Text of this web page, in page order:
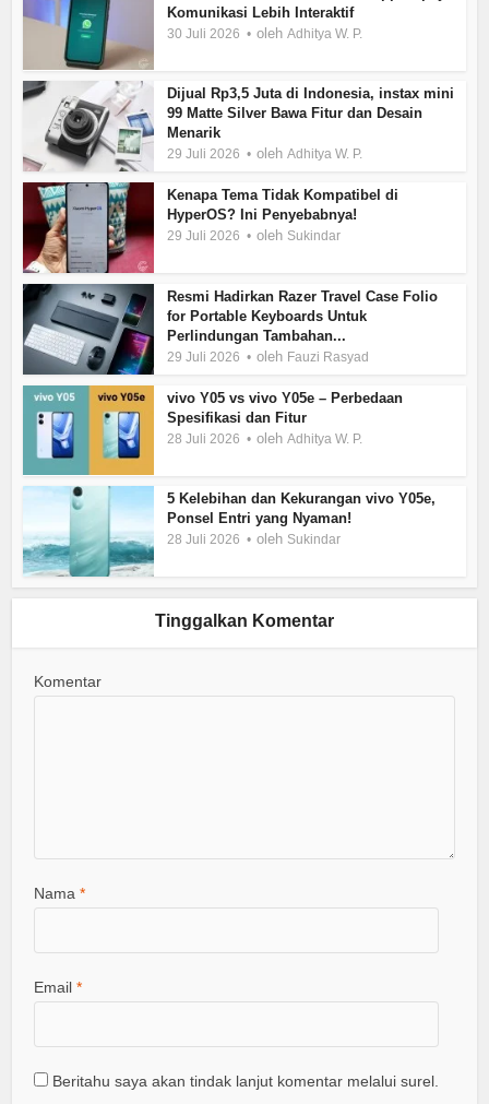
Komunikasi Lebih Interaktif
30 Juli 2026 olehAdhitya W. P.
Dijual Rp3,5 Juta di Indonesia, instax mini
99 Matte Silver Bawa Fitur dan Desain
Menarik
29 Juli 2026 olehAdhitya W. P.
Kenapa Tema Tidak Kompatibel di
HyperOS? Ini Penyebabnya!
29 Juli 2026 oleh Sukindar
Resmi Hadirkan Razer Travel Case Folio
for Portable Keyboards Untuk
Perlindungan Tambahan...
29 Juli 2026 oleh Fauzi Rasyad
vivo Y05 vs vivo Y05e – Perbedaan
Spesifikasi dan Fitur
28 Juli 2026 olehAdhitya W. P.
5 Kelebihan dan Kekurangan vivo Y05e,
Ponsel Entri yang Nyaman!
28 Juli 2026 oleh Sukindar
Tinggalkan Komentar
Komentar
Nama*
Email*
Beritahu saya akan tindak lanjut komentar melalui surel.